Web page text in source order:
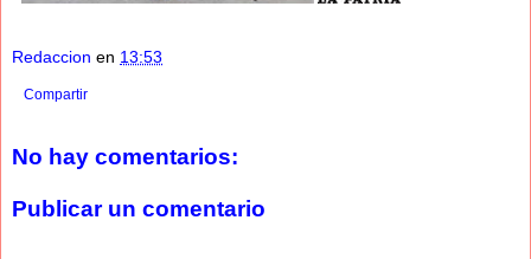
Redaccion en 13:53
Compartir
No hay comentarios:
Publicar un comentario